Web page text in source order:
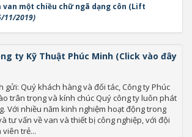
van một chiều chữ ngã dạng côn (Lift
11/2019)
ty Kỹ Thuật Phúc Minh (Click vào đây
gửi: Quý khách hàng và đối tác, Công ty Phúc
trân trọng và kính chúc Quý công ty luôn phát
Với nhiều năm kinh nghiệm hoạt động trong
tư vấn về van và thiết bị công nghiệp, với đội
trẻ...